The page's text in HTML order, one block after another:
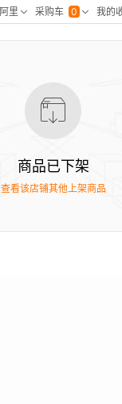
商品已下架
查看该店铺其他上架商品